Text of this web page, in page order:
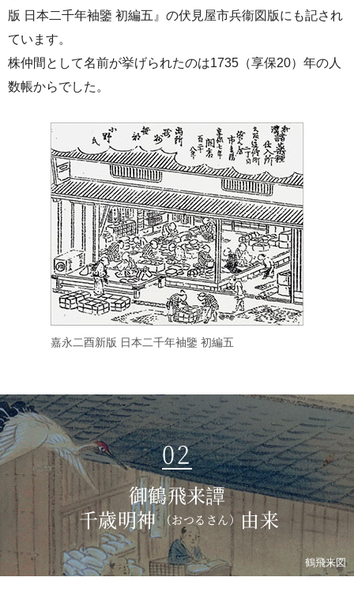
版 日本二千年袖鑒 初編五』の伏見屋市兵衞図版にも記され
ています。
株仲間として名前が挙げられたのは1735（享保20）年の人
数帳からでした。
嘉永二酉新版 日本二千年袖鑒 初編五
02
御鶴飛来譚
千歳明神 （おつるさん）由来
鶴飛来図